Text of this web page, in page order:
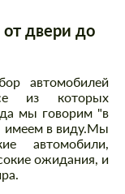
двери до
автомобилей
из которых
мы говорим "в
имеем в виду.Мы
автомобили,
ожидания, и